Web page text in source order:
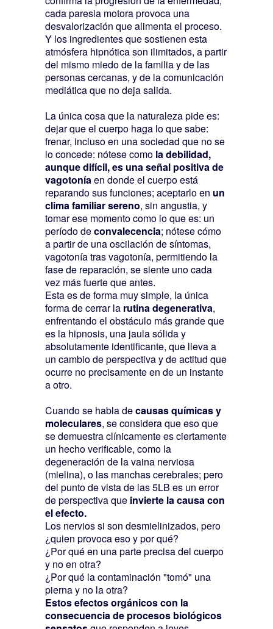
cada paresia motora provoca una
desvalorización que alimenta el proceso.
Y los ingredientes que sostienen esta
atmósfera hipnótica son ilimitados, a partir
del mismo miedo de la familia y de las
personas cercanas, y de la comunicación
mediática que no deja salida.
La única cosa que la naturaleza pide es:
dejar que el cuerpo haga lo que sabe:
frenar, incluso en una sociedad que no se
lo concede: nótese como la debilidad,
aunque difícil, es una señal positiva de
vagotoníaen donde el cuerpo está
reparando sus funciones; aceptarlo en un
clima familiar sereno, sin angustia, y
tomar ese momento como lo que es: un
período deconvalecencia; nótese cómo
a partir de una oscilación de síntomas,
vagotonía tras vagotonía, permitiendo la
fase de reparación, se siente uno cada
vez más fuerte que antes.
Esta es de forma muy simple, la única
forma de cerrar la rutina degenerativa,
enfrentando el obstáculo más grande que
es la hipnosis, una jaula sólida y
absolutamente identificante, que lleva a
un cambio de perspectiva y de actitud que
ocurre no precisamente en de un instante
a otro.
Cuando se habla decausas químicas y
moleculares, se considera que eso que
se demuestra clínicamente es ciertamente
un hecho verificable, como la
degeneración de la vaina nerviosa
(mielina), o las manchas cerebrales; pero
del punto de vista de las 5LB es un error
de perspectiva que invierte la causa con
el efecto.
Los nervios si son desmielinizados, pero
¿quien provoca eso y por qué?
¿Por qué en una parte precisa del cuerpo
y no en otra?
¿Por qué la contaminación "tomó" una
pierna y no la otra?
Estos efectos orgánicos con la
consecuencia de procesos biológicos